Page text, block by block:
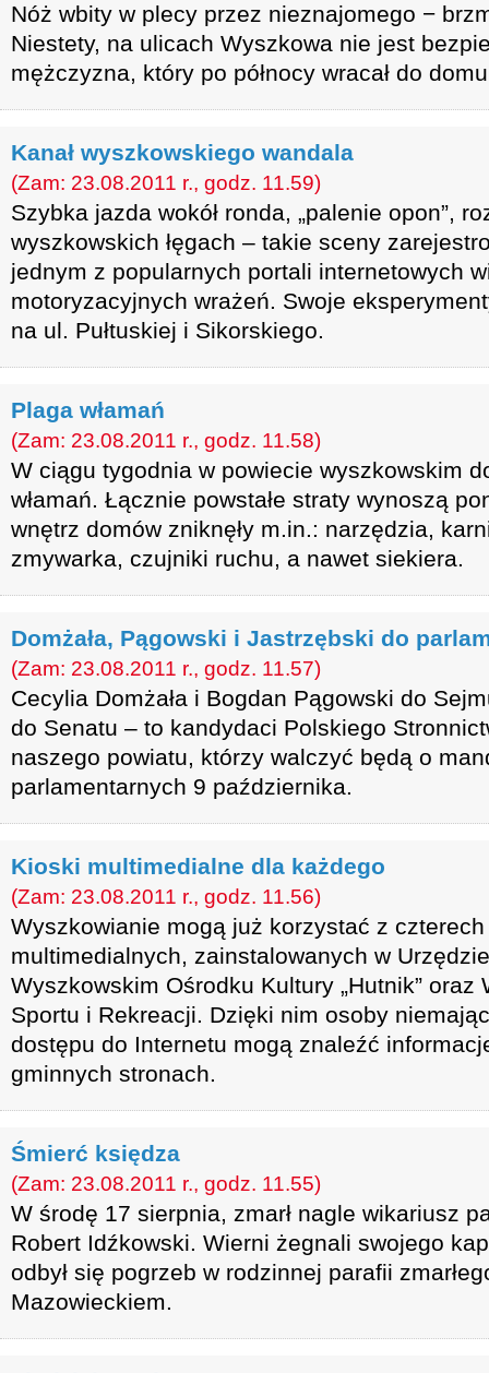
Nóż wbity w plecy przez nieznajomego −
Niestety, na ulicach Wyszkowa nie jest
mężczyzna, który po północy wracał do
Kanał wyszkowskiego wandala
(Zam: 23.08.2011 r., godz. 11.59)
Szybka jazda wokół ronda, „palenie opon”,
wyszkowskich łęgach – takie sceny
jednym z popularnych portali internetowych
motoryzacyjnych wrażeń. Swoje
na ul. Pułtuskiej i Sikorskiego.
Plaga włamań
(Zam: 23.08.2011 r., godz. 11.58)
W ciągu tygodnia w powiecie wyszkowskim
włamań. Łącznie powstałe straty wynoszą
wnętrz domów zniknęły m.in.: narzędzia,
zmywarka, czujniki ruchu, a nawet siekiera.
Domżała, Pągowski i Jastrzębski do
(Zam: 23.08.2011 r., godz. 11.57)
Cecylia Domżała i Bogdan Pągowski do
do Senatu – to kandydaci Polskiego
naszego powiatu, którzy walczyć będą o
parlamentarnych 9 października.
Kioski multimedialne dla każdego
(Zam: 23.08.2011 r., godz. 11.56)
Wyszkowianie mogą już korzystać z
multimedialnych, zainstalowanych w
Wyszkowskim Ośrodku Kultury „Hutnik” oraz
Sportu i Rekreacji. Dzięki nim osoby
dostępu do Internetu mogą znaleźć
gminnych stronach.
Śmierć księdza
(Zam: 23.08.2011 r., godz. 11.55)
W środę 17 sierpnia, zmarł nagle wikariusz
Robert Idźkowski. Wierni żegnali swojego
odbył się pogrzeb w rodzinnej parafii
Mazowieckiem.